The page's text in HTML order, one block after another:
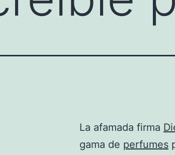
La afamada firma
gama de perfumes